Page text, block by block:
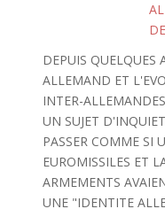
DEPUIS QUELQUES
ALLEMAND ET
INTER-
UN SUJET
PASSER COMME SI
EUROMISSILES ET
ARMEMENTS
UNE "IDENTITE